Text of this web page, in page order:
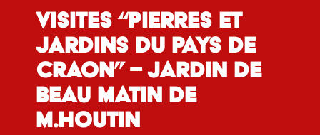
Visites “Pierres et
Jardins du Pays de
Craon” – Jardin de
beau matin de
M.Houtin